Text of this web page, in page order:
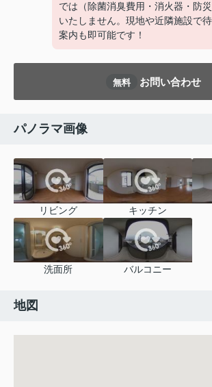
では（除菌消臭費用・消火器・防
いたしません。現地や近隣施設で
案内も即可能です！
無料 お問い合わせ
パノラマ画像
リビング キッチン
洗面所 バルコニー
地図